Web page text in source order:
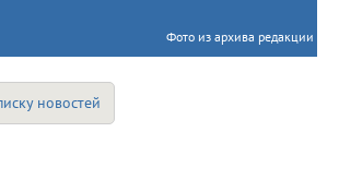
Фото из архива редакции
новостей